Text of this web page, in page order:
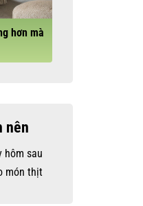
hơn mà
nên
hôm sau
món thịt